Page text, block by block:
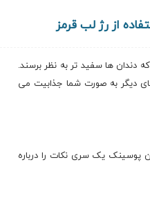
از رژ لب قرمز
دندان ها سفید تر به نظر برسند.
دیگر به صورت شما جذابیت می
پوسینک یک سری نکات را درباره